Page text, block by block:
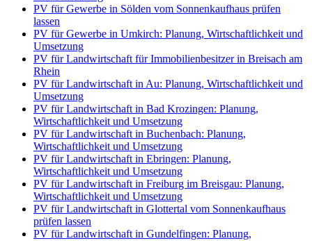
PV für Gewerbe in Sölden vom Sonnenkaufhaus prüfen
lassen
PV für Gewerbe in Umkirch: Planung, Wirtschaftlichkeit und
Umsetzung
PV für Landwirtschaft für Immobilienbesitzer in Breisach am
Rhein
PV für Landwirtschaft in Au: Planung, Wirtschaftlichkeit und
Umsetzung
PV für Landwirtschaft in Bad Krozingen: Planung,
Wirtschaftlichkeit und Umsetzung
PV für Landwirtschaft in Buchenbach: Planung,
Wirtschaftlichkeit und Umsetzung
PV für Landwirtschaft in Ebringen: Planung,
Wirtschaftlichkeit und Umsetzung
PV für Landwirtschaft in Freiburg im Breisgau: Planung,
Wirtschaftlichkeit und Umsetzung
PV für Landwirtschaft in Glottertal vom Sonnenkaufhaus
prüfen lassen
PV für Landwirtschaft in Gundelfingen: Planung,